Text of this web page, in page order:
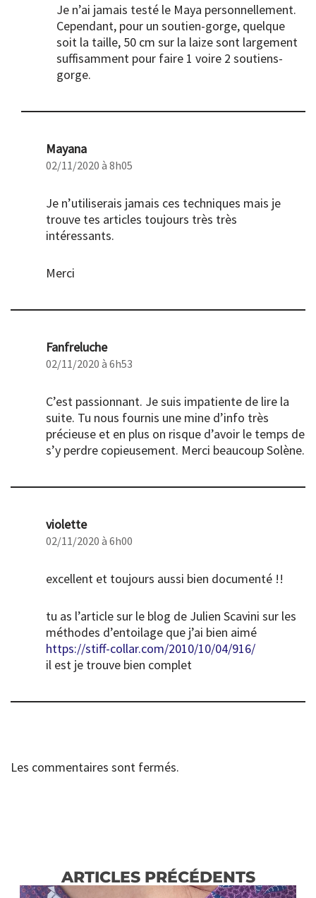
Je n’ai jamais testé le Maya personnellement.
Cependant, pour un soutien-gorge, quelque
soit la taille, 50 cm sur la laize sont largement
suffisamment pour faire 1 voire 2 soutiens-
gorge.
Mayana
02/11/2020 à 8h05
Je n’utiliserais jamais ces techniques mais je
trouve tes articles toujours très très
intéressants.
Merci
Fanfreluche
02/11/2020 à 6h53
C’est passionnant. Je suis impatiente de lire la
suite. Tu nous fournis une mine d’info très
précieuse et en plus on risque d’avoir le temps de
s’y perdre copieusement. Merci beaucoup Solène.
violette
02/11/2020 à 6h00
excellent et toujours aussi bien documenté !!
tu as l’article sur le blog de Julien Scavini sur les
méthodes d’entoilage que j’ai bien aimé
https://stiff-collar.com/2010/10/04/916/
il est je trouve bien complet
Les commentaires sont fermés.
ARTICLES PRÉCÉDENTS